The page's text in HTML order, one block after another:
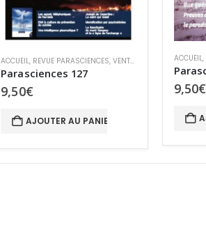
MIRACLES ET SPIRITUALITÉ,SPIRITUALITÉ
ACCUEIL, REVUE PARASCIENCES,VENTE AU NUMÉRO
Parasciences 127
9,50€
AJOUTER AU PANIER
ACCUEIL,
9,50€